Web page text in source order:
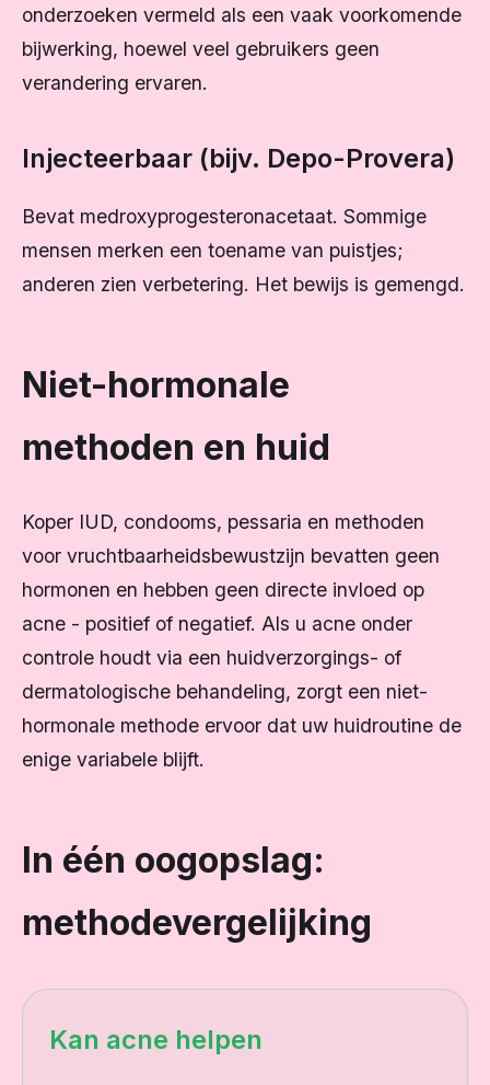
onderzoeken vermeld als een vaak voorkomende
bijwerking, hoewel veel gebruikers geen
verandering ervaren.
Injecteerbaar (bijv. Depo-Provera)
Bevat medroxyprogesteronacetaat. Sommige
mensen merken een toename van puistjes;
anderen zien verbetering. Het bewijs is gemengd.
Niet-hormonale
methoden en huid
Koper IUD, condooms, pessaria en methoden
voor vruchtbaarheidsbewustzijn bevatten geen
hormonen en hebben geen directe invloed op
acne - positief of negatief. Als u acne onder
controle houdt via een huidverzorgings- of
dermatologische behandeling, zorgt een niet-
hormonale methode ervoor dat uw huidroutine de
enige variabele blijft.
In één oogopslag:
methodevergelijking
Kan acne helpen